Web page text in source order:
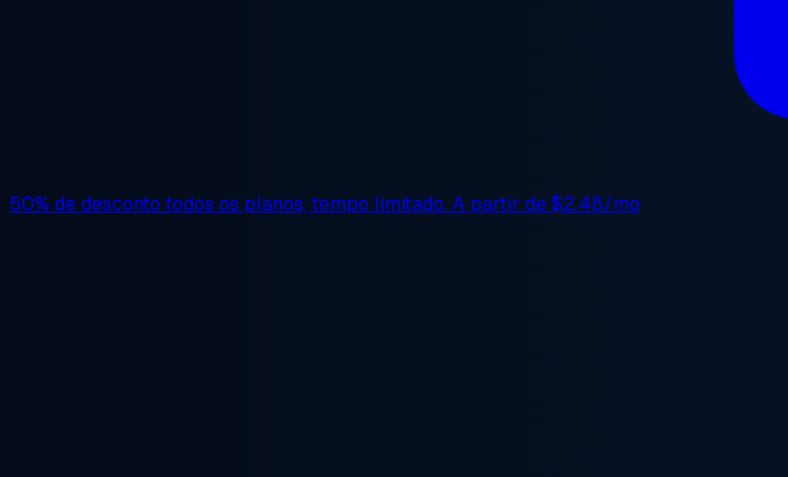
50% de desconto todos os planos, tempo limitado. A partir de$2.48/mo